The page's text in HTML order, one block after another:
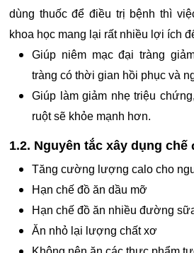
dùng thuốc để điều trị bệnh thì
khoa học mang lại rất nhiều lợi ích
Giúp niêm mạc đại tràng
tràng có thời gian hồi phục và
Giúp làm giảm nhẹ triệu
ruột sẽ khỏe mạnh hơn.
1.2. Nguyên tắc xây dụng chế
Tăng cường lượng calo cho
Hạn chế đồ ăn dầu mỡ
Hạn chế đồ ăn nhiều đường
Ăn nhỏ lại lượng chất xơ